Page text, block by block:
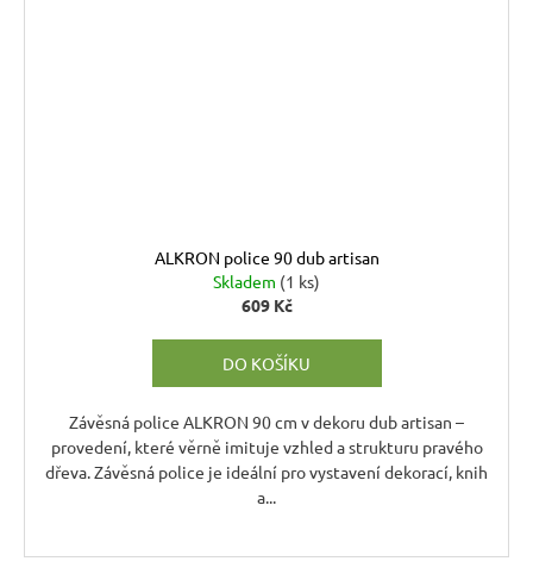
ALKRON police 90 dub artisan
Skladem (1 ks)
609 Kč
DO KOŠÍKU
Závěsná police ALKRON 90 cm v dekoru dub artisan –
provedení, které věrně imituje vzhled a strukturu pravého
dřeva. Závěsná police je ideální pro vystavení dekorací, knih
a...